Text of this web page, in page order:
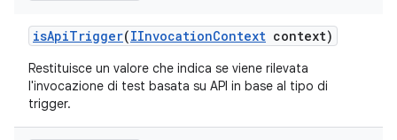
isApiTrigger(IInvocationContext context)
Restituisce un valore che indica se viene rilevata
l'invocazione di test basata su API in base al tipo di
trigger.